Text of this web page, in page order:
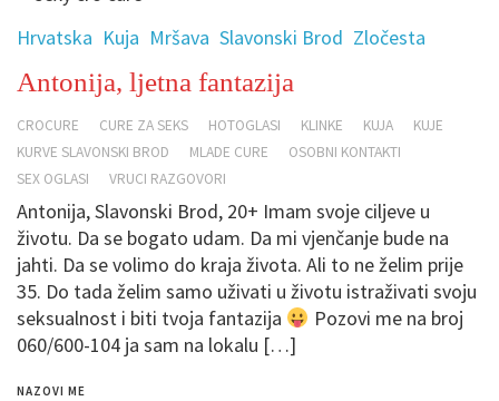
Hrvatska Kuja Mršava Slavonski Brod Zločesta
Antonija, ljetna fantazija
CROCURE CURE ZA SEKS HOTOGLASI KLINKE KUJA
KUJE
KURVE SLAVONSKI BROD
MLADE CURE
OSOBNI KONTAKTI
SEX OGLASI
VRUCI RAZGOVORI
Antonija, Slavonski Brod, 20+ Imam svoje ciljeve u
životu. Da se bogato udam. Da mi vjenčanje bude na
jahti. Da se volimo do kraja života. Ali to ne želim prije
35. Do tada želim samo uživati u životu istraživati svoju
seksualnost i biti tvoja fantazija
Pozovi me na broj
060/600-104 ja sam na lokalu […]
NAZOVI ME